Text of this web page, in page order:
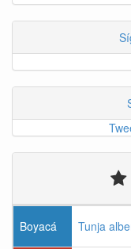
Boyacá Tunja